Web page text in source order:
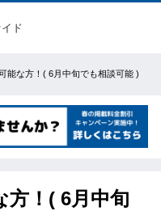
ド
能な方！( 6月中旬でも相談可能 )
方！( 6月中旬